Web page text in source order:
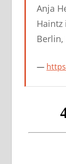
Anja
Haintz
Berlin,